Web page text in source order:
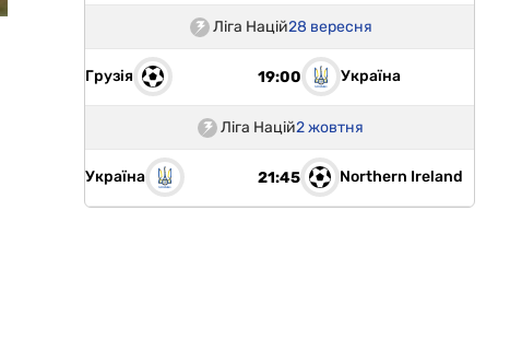
Ліга Націй28 вересня
Грузія 19:00 Україна
Ліга Націй2 жовтня
Україна 21:45 Northern Ireland